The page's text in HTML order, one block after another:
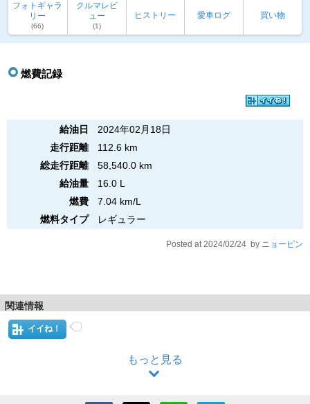
フォトギャラ
リー
(66)
クルマレビ
ュー
(1)
ヒストリー 愛車ログ 買い物
燃費記録
給油日
2024年02月18日
走行距離
112.6 km
総走行距離
58,540.0 km
給油量
16.0 L
燃費
7.04 km/L
燃料タイプ
レギュラー
Posted at 2024/02/24 by ニョーピン
関連情報
イイね！
もっと見る